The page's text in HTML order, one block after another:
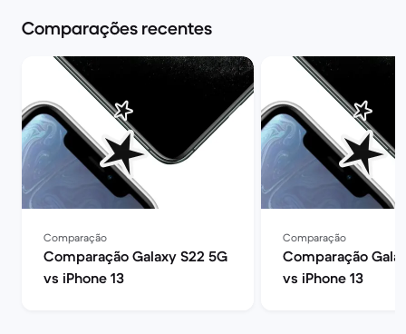
Comparações recentes
Comparação
Comparação Galaxy S22 5G
vs iPhone 13
Comparação
Comparação
vs iPhone 13